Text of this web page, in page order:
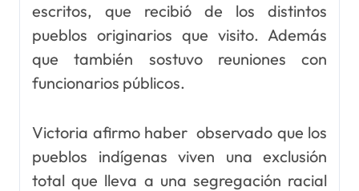
escritos, que recibió de los distintos
pueblos originarios que visito. Además
que también sostuvo reuniones con
funcionarios públicos.
Victoria afirmo haber observado que los
pueblos indígenas viven una exclusión
total que lleva a una segregación racial